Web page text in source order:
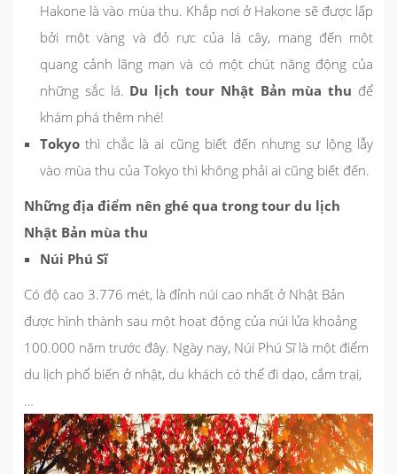
Hakone là vào mùa thu. Khắp nơi ở Hakone sẽ được lấp
bởi một vàng và đỏ rực của lá cây, mang đến một
quang cảnh lãng mạn và có một chút năng động của
những sắc lá. Du lịch tour Nhật Bản mùa thu để
khám phá thêm nhé!
Tokyo thì chắc là ai cũng biết đến nhưng sự lộng lẫy
vào mùa thu của Tokyo thì không phải ai cũng biết đến.
Những địa điểm nên ghé qua trong tour du lịch
Nhật Bản mùa thu
Núi Phú Sĩ
Có độ cao 3.776 mét, là đỉnh núi cao nhất ở Nhật Bản
được hình thành sau một hoạt động của núi lửa khoảng
100.000 năm trước đây. Ngày nay, Núi Phú Sĩ là một điểm
du lịch phổ biến ở nhật, du khách có thể đi dạo, cắm trại,
…